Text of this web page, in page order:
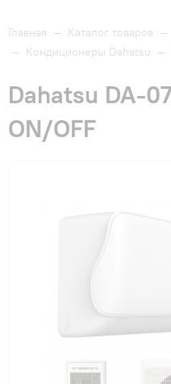
Как купить
Гарантия и сервис
Главная — Каталог товаров —
— Кондиционеры Dahatsu —
Dahatsu DA-
ON/OFF